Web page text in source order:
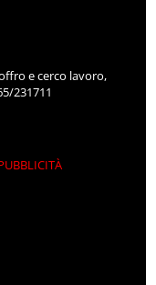
e cerco lavoro,
231711